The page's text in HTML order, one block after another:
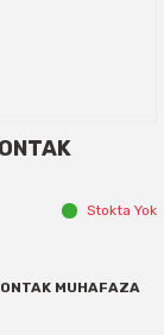
Stokta Yok
MUHAFAZA